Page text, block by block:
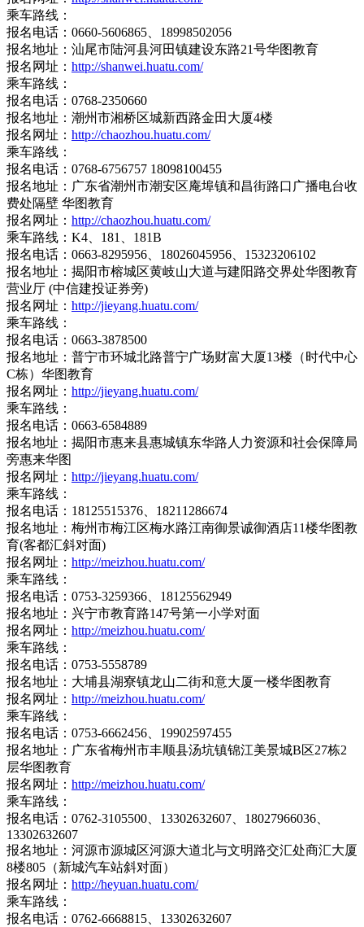
乘车路线：
报名电话：0660-5606865、18998502056
报名地址：汕尾市陆河县河田镇建设东路21号华图教育
报名网址： http://shanwei.huatu.com/
乘车路线：
报名电话：0768-2350660
报名地址：潮州市湘桥区城新西路金田大厦4楼
报名网址： http://chaozhou.huatu.com/
乘车路线：
报名电话：0768-6756757 18098100455
报名地址：广东省潮州市潮安区庵埠镇和昌街路口广播电台收
费处隔壁 华图教育
报名网址： http://chaozhou.huatu.com/
乘车路线：K4、181、181B
报名电话：0663-8295956、18026045956、15323206102
报名地址：揭阳市榕城区黄岐山大道与建阳路交界处华图教育
营业厅 (中信建投证券旁)
报名网址： http://jieyang.huatu.com/
乘车路线：
报名电话：0663-3878500
报名地址：普宁市环城北路普宁广场财富大厦13楼（时代中心
C栋）华图教育
报名网址： http://jieyang.huatu.com/
乘车路线：
报名电话：0663-6584889
报名地址：揭阳市惠来县惠城镇东华路人力资源和社会保障局
旁惠来华图
报名网址： http://jieyang.huatu.com/
乘车路线：
报名电话：18125515376、18211286674
报名地址：梅州市梅江区梅水路江南御景诚御酒店11楼华图教
育(客都汇斜对面)
报名网址： http://meizhou.huatu.com/
乘车路线：
报名电话：0753-3259366、18125562949
报名地址：兴宁市教育路147号第一小学对面
报名网址： http://meizhou.huatu.com/
乘车路线：
报名电话：0753-5558789
报名地址：大埔县湖寮镇龙山二街和意大厦一楼华图教育
报名网址： http://meizhou.huatu.com/
乘车路线：
报名电话：0753-6662456、19902597455
报名地址：广东省梅州市丰顺县汤坑镇锦江美景城B区27栋2
层华图教育
报名网址： http://meizhou.huatu.com/
乘车路线：
报名电话：0762-3105500、13302632607、18027966036、
13302632607
报名地址：河源市源城区河源大道北与文明路交汇处商汇大厦
8楼805（新城汽车站斜对面）
报名网址： http://heyuan.huatu.com/
乘车路线：
报名电话：0762-6668815、13302632607